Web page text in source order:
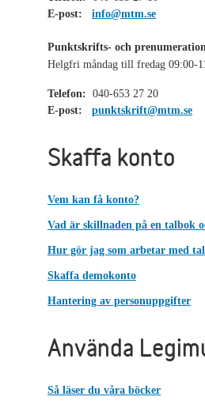
E-post:
info@mtm.se
Punktskrifts- och
Helgfri måndag till fredag 09:00-
Telefon: 040-653 27 20
E-post:
punktskrift@mtm.se
Skaffa konto
Vem kan få konto?
Vad är skillnaden på en talbok
Hur gör jag som arbetar med
Skaffa demokonto
Hantering av personuppgifter
Använda
Så läser du våra böcker